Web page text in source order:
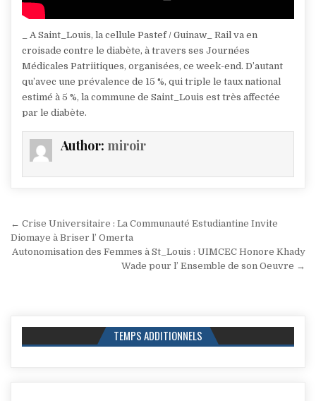
_ A Saint_Louis, la cellule Pastef / Guinaw_ Rail va en
croisade contre le diabète, à travers ses Journées
Médicales Patriitiques, organisées, ce week-end. D’autant
qu’avec une prévalence de 15 %, qui triple le taux national
estimé à 5 %, la commune de Saint_Louis est très affectée
par le diabète.
Author: miroir
Navigation
de
← Crise Universitaire : La Communauté Estudiantine Invite
Diomaye à Briser l’ Omerta
Autonomisation des Femmes à St_Louis : UIMCEC Honore Khady
Wade pour l’ Ensemble de son Oeuvre →
TEMPS ADDITIONNELS